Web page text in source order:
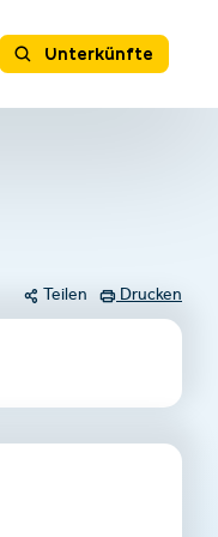
Unterkünfte
Teilen Drucken